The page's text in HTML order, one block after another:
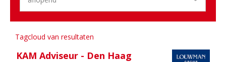
Aantal
uren
uur
Tagcloud van resultaten
KAM Adviseur - Den Haag